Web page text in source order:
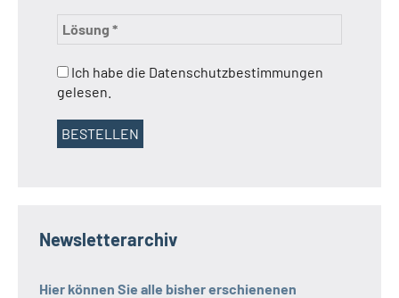
Ich habe die Datenschutzbestimmungen
gelesen.
Newsletterarchiv
Hier können Sie alle bisher erschienenen